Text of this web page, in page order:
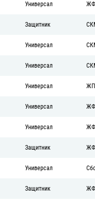
Универсал
Защитник
Универсал
Универсал
Универсал
Универсал
Универсал
Защитник
Универсал
Защитник